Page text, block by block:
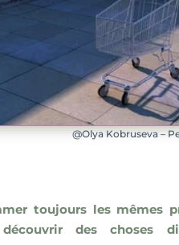
@Olya Kobruseva –
toujours les mêmes
des choses